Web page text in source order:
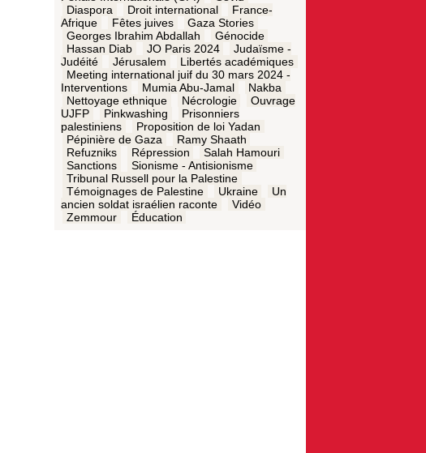
Diaspora
Droit international
France-
Afrique
Fêtes juives
Gaza Stories
Georges Ibrahim Abdallah
Génocide
Hassan Diab
JO Paris 2024
Judaïsme -
Judéité
Jérusalem
Libertés académiques
Meeting international juif du 30 mars 2024 -
Interventions
Mumia Abu-Jamal
Nakba
Nettoyage ethnique
Nécrologie
Ouvrage
UJFP
Pinkwashing
Prisonniers
palestiniens
Proposition de loi Yadan
Pépinière de Gaza
Ramy Shaath
Refuzniks
Répression
Salah Hamouri
Sanctions
Sionisme - Antisionisme
Tribunal Russell pour la Palestine
Témoignages de Palestine
Ukraine
Un
ancien soldat israélien raconte
Vidéo
Zemmour
Éducation